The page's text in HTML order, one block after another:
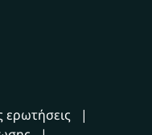
ερωτήσεις